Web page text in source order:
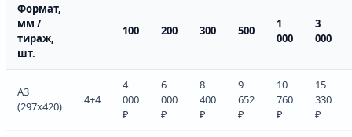
Формат,
мм /
тираж,
шт.
100 200 300 500
1
000
3
000
A3
(297x420)
4+4
4
000
₽
6
000
₽
8
400
₽
9
652
₽
10
760
₽
15
330
₽